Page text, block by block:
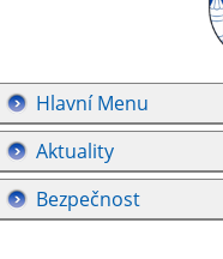
Hlavní Menu
Aktuality
Bezpečnost